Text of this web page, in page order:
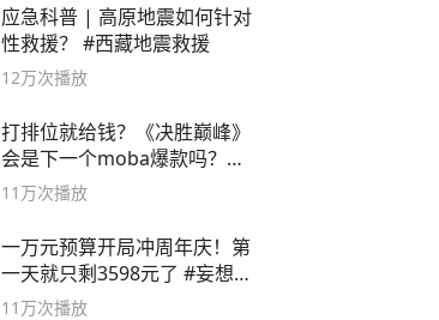
应急科普 | 高原地震如何针对
性救援？ #西藏地震救援
12万次播放
打排位就给钱？《决胜巅峰》
会是下一个moba爆款吗？#
决胜巅峰
11万次播放
一万元预算开局冲周年庆！第
一天就只剩3598元了 #妄想山
海
11万次播放